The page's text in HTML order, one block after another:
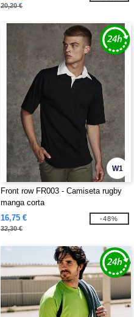
20,20 €
W1
Front row FR003 - Camiseta rugby
manga corta
16,75 €
32,30 €
-48%